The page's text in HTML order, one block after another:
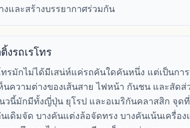
งและสร้างบรรยากาศร่วมกัน
งรถเรโทร
ทรมักไม่ได้มีเสน่ห์แค่รถคันใดคันหนึ่ง แต่เป็นกา
นความต่างของเส้นสาย ไฟหน้า กันชน และสัดส่
วนี้มักมีทั้งญี่ปุ่น ยุโรป และอเมริกันคลาสสิก จุด
เดิมจัด บางคันแต่งล้อจัดทรง บางคันเน้นเครื่อง